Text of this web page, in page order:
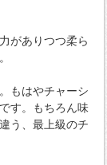
がありつつ柔ら
もはやチャーシ
す。もちろん味
う、最上級のチ